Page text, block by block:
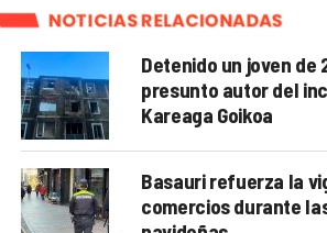
NOTICIAS RELACIONADAS
Detenido un joven de
presunto autor del
Kareaga Goikoa
Basauri refuerza la
comercios durante